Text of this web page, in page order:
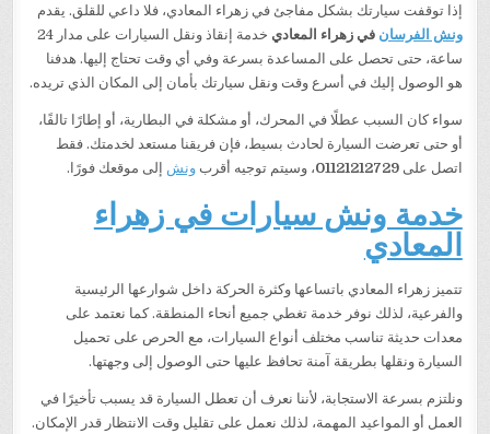
إذا توقفت سيارتك بشكل مفاجئ في زهراء المعادي، فلا داعي للقلق. يقدم
ونش الفرسان في زهراء المعادي
خدمة إنقاذ ونقل السيارات على مدار 24
ساعة، حتى تحصل على المساعدة بسرعة وفي أي وقت تحتاج إليها. هدفنا
هو الوصول إليك في أسرع وقت ونقل سيارتك بأمان إلى المكان الذي تريده.
سواء كان السبب عطلًا في المحرك، أو مشكلة في البطارية، أو إطارًا تالفًا،
أو حتى تعرضت السيارة لحادث بسيط، فإن فريقنا مستعد لخدمتك. فقط
اتصل على01121212729، وسيتم توجيه أقربونش إلى موقعك فورًا.
خدمة ونش سيارات في زهراء
المعادي
تتميز زهراء المعادي باتساعها وكثرة الحركة داخل شوارعها الرئيسية
والفرعية، لذلك نوفر خدمة تغطي جميع أنحاء المنطقة. كما نعتمد على
معدات حديثة تناسب مختلف أنواع السيارات، مع الحرص على تحميل
السيارة ونقلها بطريقة آمنة تحافظ عليها حتى الوصول إلى وجهتها.
ونلتزم بسرعة الاستجابة، لأننا نعرف أن تعطل السيارة قد يسبب تأخيرًا في
العمل أو المواعيد المهمة، لذلك نعمل على تقليل وقت الانتظار قدر الإمكان.